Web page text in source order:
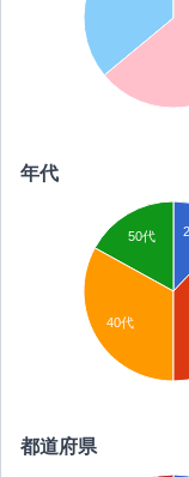
年代
50代
40代
都道府県